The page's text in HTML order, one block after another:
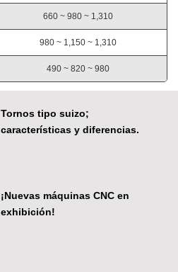
660 ~ 980 ~ 1,310
980 ~ 1,150 ~ 1,310
490 ~ 820 ~ 980
Tornos tipo suizo;
características y diferencias.
¡Nuevas máquinas CNC en
exhibición!